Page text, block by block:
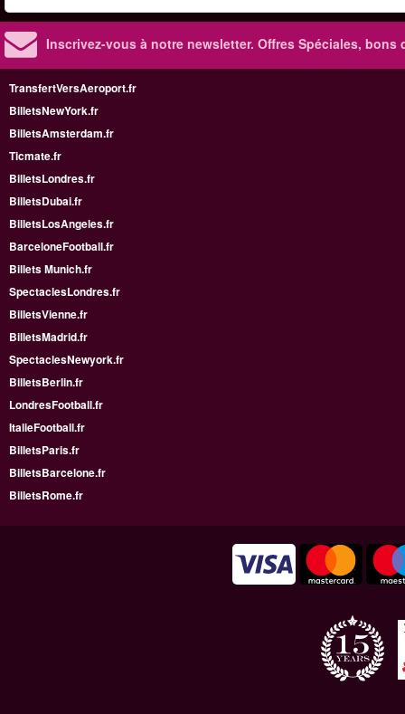
Inscrivez-vous à notre newsletter. Offres Spéciales, bons
TransfertVersAeroport.fr
BilletsNewYork.fr
BilletsAmsterdam.fr
Ticmate.fr
BilletsLondres.fr
BilletsDubai.fr
BilletsLosAngeles.fr
BarceloneFootball.fr
Billets Munich.fr
SpectaclesLondres.fr
BilletsVienne.fr
BilletsMadrid.fr
SpectaclesNewyork.fr
BilletsBerlin.fr
LondresFootball.fr
ItalieFootball.fr
BilletsParis.fr
BilletsBarcelone.fr
BilletsRome.fr